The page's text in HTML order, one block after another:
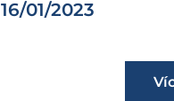
16/01/2023